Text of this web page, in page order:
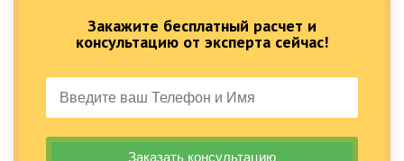
Закажите бесплатный расчет и
консультацию от эксперта сейчас!